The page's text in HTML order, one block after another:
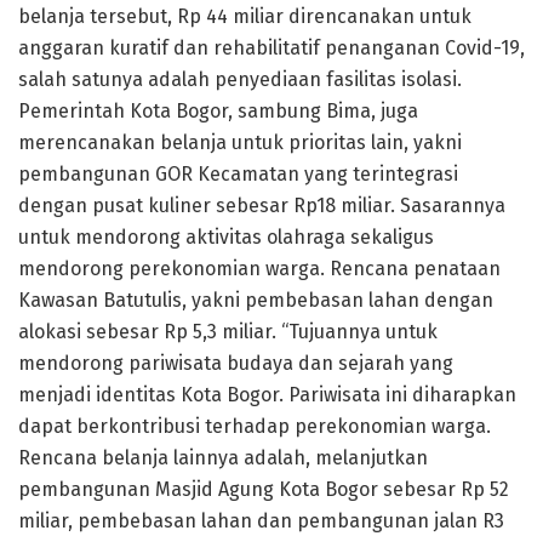
belanja tersebut, Rp 44 miliar direncanakan untuk
anggaran kuratif dan rehabilitatif penanganan Covid-19,
salah satunya adalah penyediaan fasilitas isolasi.
Pemerintah Kota Bogor, sambung Bima, juga
merencanakan belanja untuk prioritas lain, yakni
pembangunan GOR Kecamatan yang terintegrasi
dengan pusat kuliner sebesar Rp18 miliar. Sasarannya
untuk mendorong aktivitas olahraga sekaligus
mendorong perekonomian warga. Rencana penataan
Kawasan Batutulis, yakni pembebasan lahan dengan
alokasi sebesar Rp 5,3 miliar. “Tujuannya untuk
mendorong pariwisata budaya dan sejarah yang
menjadi identitas Kota Bogor. Pariwisata ini diharapkan
dapat berkontribusi terhadap perekonomian warga.
Rencana belanja lainnya adalah, melanjutkan
pembangunan Masjid Agung Kota Bogor sebesar Rp 52
miliar, pembebasan lahan dan pembangunan jalan R3